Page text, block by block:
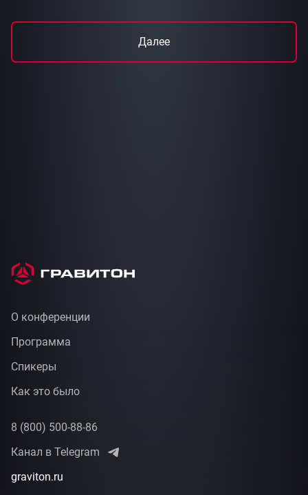
Далее
О конференции
Программа
Спикеры
Как это было
8 (800) 500-88-86
Канал в Telegram
graviton.ru